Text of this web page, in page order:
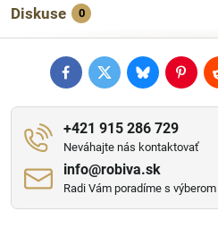
Diskuse 0
FacebookTwitterBluesky
+421 915 286 729
Neváhajte nás kontaktovať
info​@robiva​.sk
Radi Vám poradíme s výberom